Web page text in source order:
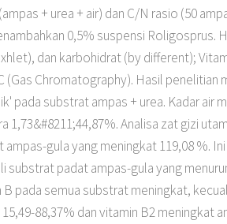
+ urea + air) dan C/N rasio (50
0,5% suspensi Roligosprus.
dan karbohidrat (by different);
Chromatography). Hasil penelitian
pada substrat ampas + urea. Kadar air
Analisa zat gizi
gula yang meningkat 119,08 %.
padat ampas-gula yang
pada semua substrat meningkat,
88,37% dan vitamin B2 meningkat